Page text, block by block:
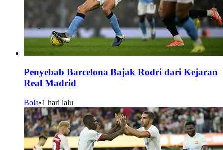
Penyebab Barcelona Bajak Rodri dari Kejaran
Real Madrid
Bola•1 hari lalu